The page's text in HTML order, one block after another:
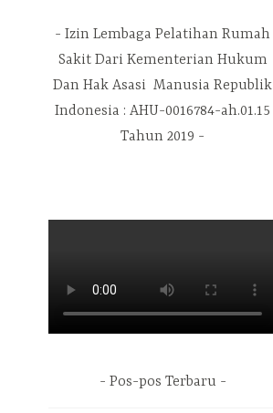
Izin Lembaga Pelatihan Rumah
Sakit Dari Kementerian Hukum
Dan Hak Asasi Manusia Republik
Indonesia : AHU-0016784-ah.01.15
Tahun 2019
Pos-pos Terbaru